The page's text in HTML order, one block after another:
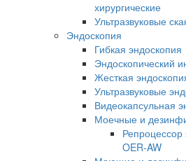
хирургические
Ультразвуковые
Эндоскопия
Гибкая эндоскопия
Эндоскопический
Жесткая
Ультразвуковые
Видеокапсульная
Моечные и
Репроцессор
OER-AW